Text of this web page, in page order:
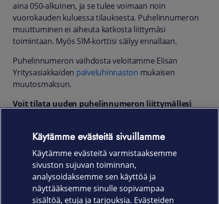
aina 050-alkuinen, ja se tulee voimaan noin
vuorokauden kuluessa tilauksesta. Puhelinnumeron
muuttuminen ei aiheuta katkosta liittymäsi
toimintaan. Myös SIM-korttisi säilyy ennallaan.
Puhelinnumeron vaihdosta veloitamme Elisan
Yritysasiakkaiden palveluhinnaston mukaisen
muutosmaksun.
Voit tilata uuden puhelinnumeron liittymällesi
Voit halutessasi pyytää uuden puhelinnumeron
salaiseksi, jolloin puhelinnumeroa ei ilmoiteta
numerotiedusteluihin. Voit myös lisätä
numeronäytön eston. Tällöin puhelinnumerosi ei näy
vastaanottajalle, kun soitat puhelun.
Puhelinnumero salaiseksi
Käytämme evästeitä sivuillamme
Käytämme evästeitä varmistaaksemme
sivuston sujuvan toiminnan,
analysoidaksemme sen käyttöä ja
näyttääksemme sinulle sopivampaa
sisältöä, etuja ja tarjouksia. Evästeiden